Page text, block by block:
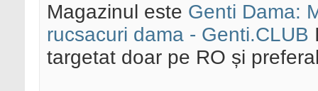
Magazinul este Genti Dama:
rucsacuri dama - Genti.CLUB
targetat doar pe RO și